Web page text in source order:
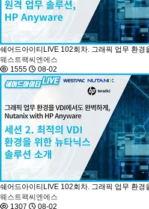
쉐어드아이티LIVE 102회차. 그래픽 업무 환
웨스트팩씨엔에스
1555
08-02
쉐어드아이티LIVE 102회차. 그래픽 업무 환
웨스트팩씨엔에스
1307
08-02